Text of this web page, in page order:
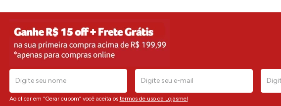
Ao clicar em “Gerar cupom” você aceita os termos de uso da Lojasmel